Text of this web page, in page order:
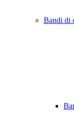
Bandi di